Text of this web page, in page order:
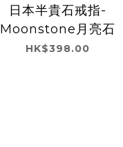
日本半貴石戒指-
Moonstone月亮石
HK$398.00